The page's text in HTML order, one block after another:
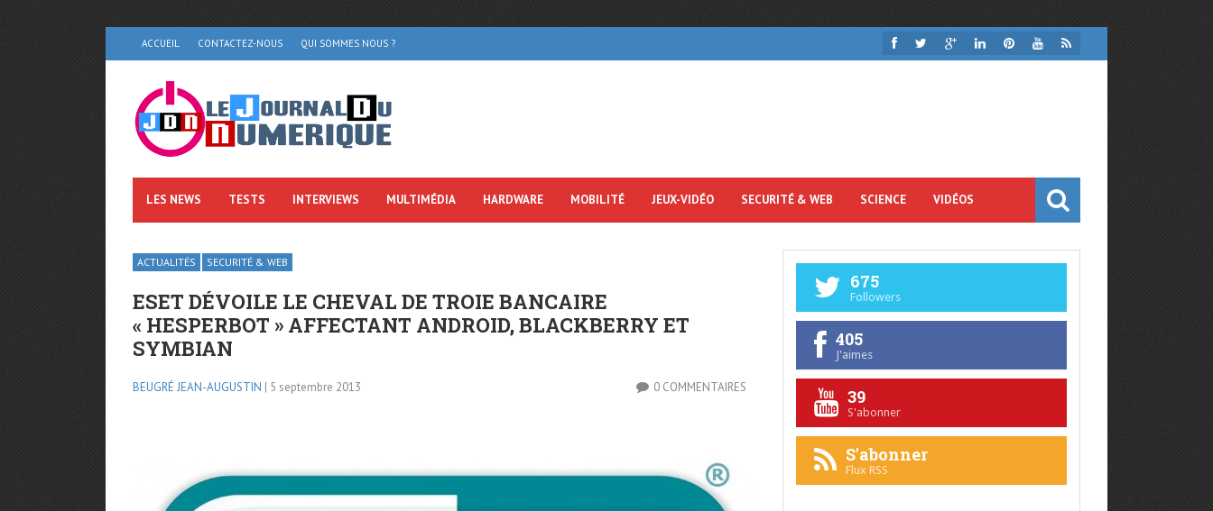
ACCUEIL CONTACTEZ-NOUS QUI SOMMES NOUS ?
LES NEWS TESTS INTERVIEWS MULTIMÉDIA HARDWARE MOBILITÉ JEUX-VIDÉO SECURITÉ & WEB SCIENCE VIDÉOS
ACTUALITÉS SECURITÉ & WEB
ESET DÉVOILE LE CHEVAL DE TROIE BANCAIRE
« HESPERBOT » AFFECTANT ANDROID, BLACKBERRY ET
SYMBIAN
BEUGRÉ JEAN-AUGUSTIN | 5 septembre 2013 0 COMMENTAIRES
675
Followers
405
J'aimes
39
S'abonner
S'abonner
Flux RSS